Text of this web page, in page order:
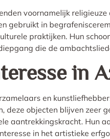
voornamelijk
gebruikt in
praktijken. Hun
die de
in
en
deze objecten blijven zeer
aantrekkingskracht. Hun
in het artistieke